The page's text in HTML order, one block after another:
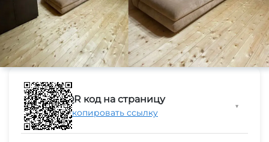
QR код на страницу
Скопировать ссылку
▼